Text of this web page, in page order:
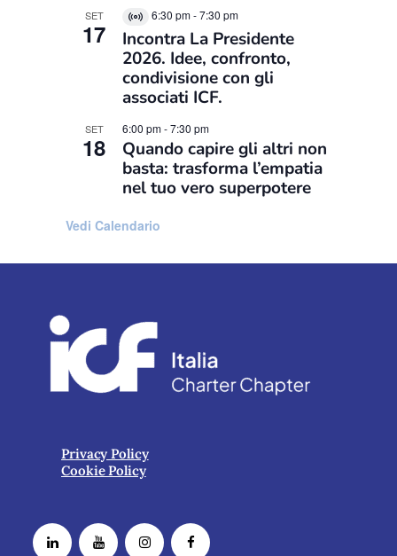
SET
17
Virtual
Evento
6:30 pm-7:30 pm
Incontra La Presidente
2026. Idee, confronto,
condivisione con gli
associati ICF.
SET
18
6:00 pm-7:30 pm
Quando capire gli altri non
basta: trasforma l’empatia
nel tuo vero superpotere
Vedi Calendario
Privacy Policy
Cookie Policy